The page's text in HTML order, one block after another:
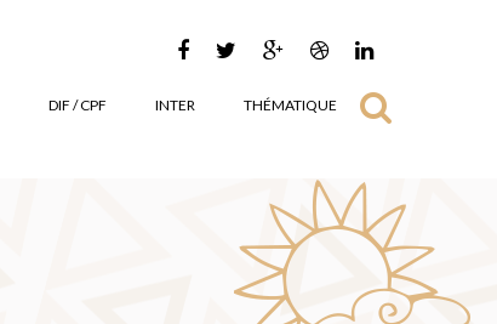
DIF / CPF INTER THÉMATIQUE